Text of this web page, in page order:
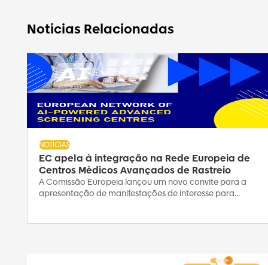
Notícias Relacionadas
EC apela à integração na Rede Europeia de
Centros Médicos Avançados de Rastreio
NOTÍCIAS
A Comissão Europeia lançou um novo convite para a
apresentação de manifestações de interesse para...